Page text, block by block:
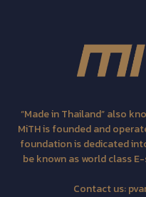
“Made in Thailand” also
MiTH is founded and
foundation is dedicated
be known as world class
Contact us: